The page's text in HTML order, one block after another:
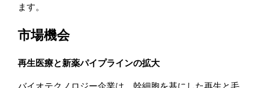
ます。
市場機会
再生医療と新薬パイプラインの拡大